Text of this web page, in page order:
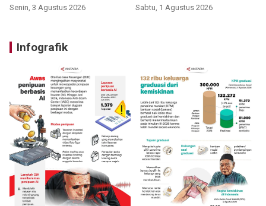
Senin, 3 Agustus 2026 Sabtu, 1 Agustus 2026
Infografik